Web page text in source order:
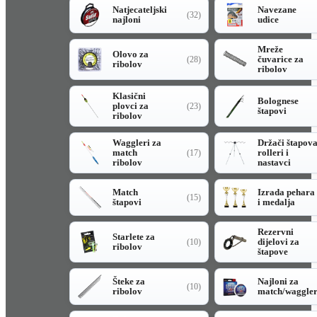
Natjecateljski
najloni
(32)
Navezane
udice
Olovo za
ribolov
(28)
Mreže
čuvarice za
ribolov
Klasični
plovci za
ribolov
(23)
Bolognese
štapovi
Waggleri za
match
ribolov
(17)
Držači štapova
rolleri i
nastavci
Match
štapovi
(15)
Izrada pehara
i medalja
Starlete za
ribolov
(10)
Rezervni
dijelovi za
štapove
Šteke za
ribolov
(10)
Najloni za
match/waggler